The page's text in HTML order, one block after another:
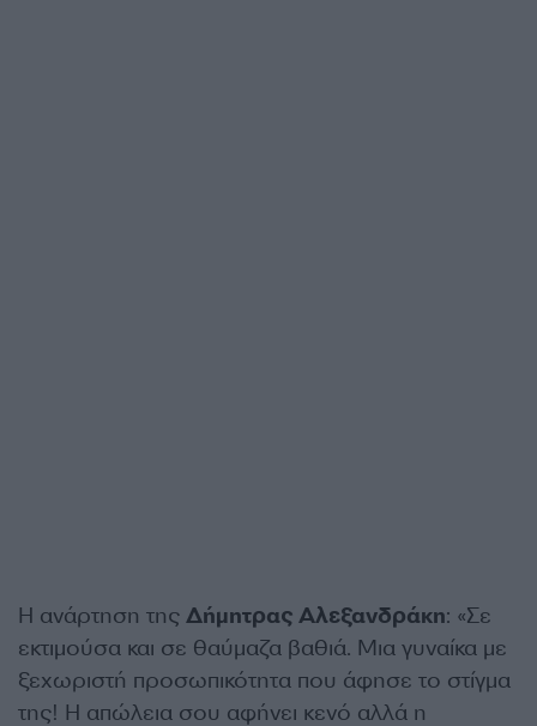
Η ανάρτηση της Δήμητρας Αλεξανδράκη: «Σε
εκτιμούσα και σε θαύμαζα βαθιά. Μια γυναίκα με
ξεχωριστή προσωπικότητα που άφησε το στίγμα
της! Η απώλεια σου αφήνει κενό αλλά η